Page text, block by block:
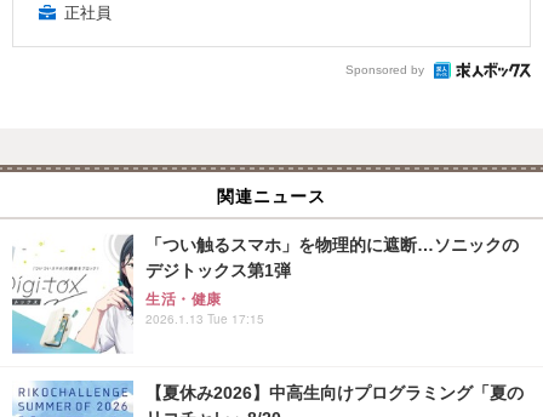
正社員
Sponsored by
関連ニュース
「つい触るスマホ」を物理的に遮断…ソニックの
デジトックス第1弾
生活・健康
2026.1.13 Tue 17:15
【夏休み2026】中高生向けプログラミング「夏の